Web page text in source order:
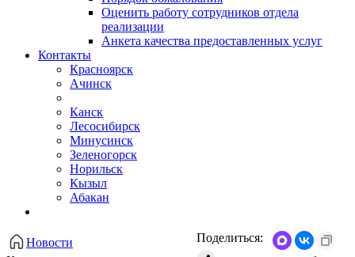
Оценить работу сотрудников отдела
реализации
Анкета качества предоставленных услуг
Контакты
Красноярск
Ачинск
Канск
Лесосибирск
Минусинск
Зеленогорск
Норильск
Кызыл
Абакан
Новости
Поделиться: